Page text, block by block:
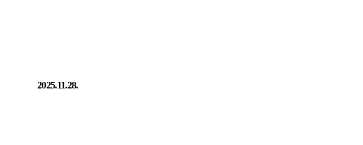
2025.11.28.